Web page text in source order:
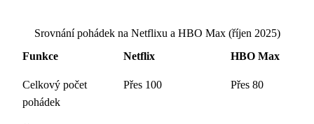
Srovnání pohádek na Netflixu a HBO Max (říjen 2025)
Funkce
Netflix HBO Max
Celkový počet
pohádek
Přes 100 Přes 80